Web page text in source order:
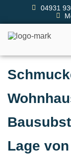
04931
Lage